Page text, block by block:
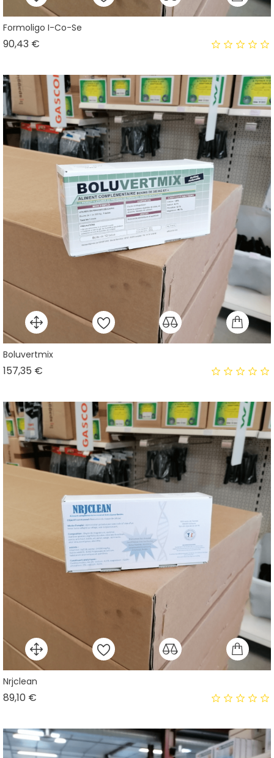
Formoligo I-Co-Se
90,43 €
Boluvertmix
157,35 €
Nrjclean
89,10 €